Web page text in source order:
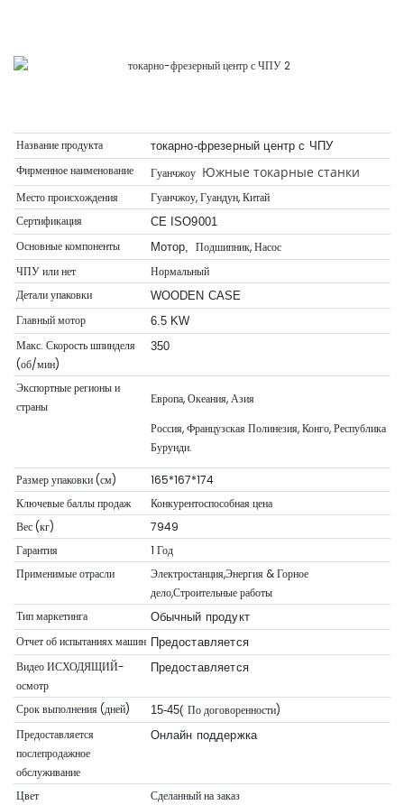
Название продукта токарно-фрезерный центр с ЧПУ
Фирменное наименование Гуанчжоу Южные токарные станки
Место происхождения
Гуанчжоу, Гуандун, Китай
Сертификация
CE ISO9001
Основные компоненты Мотор, Подшипник, Насос
ЧПУ или нет
Нормальный
Детали упаковки
WOODEN CASE
Главный мотор 6.5 KW
Макс. Скорость шпинделя
(об/мин)
350
Экспортные регионы и
страны
Европа, Океания, Азия
Россия, Французская Полинезия, Конго, Республика
Бурунди.
Размер упаковки (см)
165*167*174
Ключевые баллы продаж
Конкурентоспособная цена
Вес (кг)
7949
Гарантия
1 Год
Применимые отрасли
Электростанция,Энергия & Горное
дело,Строительные работы
Тип маркетинга
Обычный продукт
Отчет об испытаниях машин Предоставляется
Видео ИСХОДЯЩИЙ-
осмотр
Предоставляется
Срок выполнения (дней) 15-45( По договоренности)
Предоставляется
послепродажное
обслуживание
Онлайн поддержка
Цвет
Сделанный на заказ